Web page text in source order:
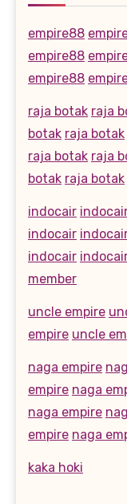
empire88
empire88
empire88
raja botak raja
botak raja botak
raja botak raja
botak raja botak
indocair
indocair
indocair
member
uncle empire
empire uncle
naga empire
empire naga
naga empire
empire naga
kaka hoki